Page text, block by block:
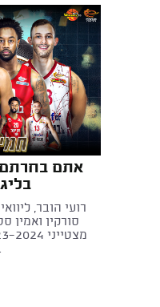
אתם
רועי הובר,
סורקין ואמין